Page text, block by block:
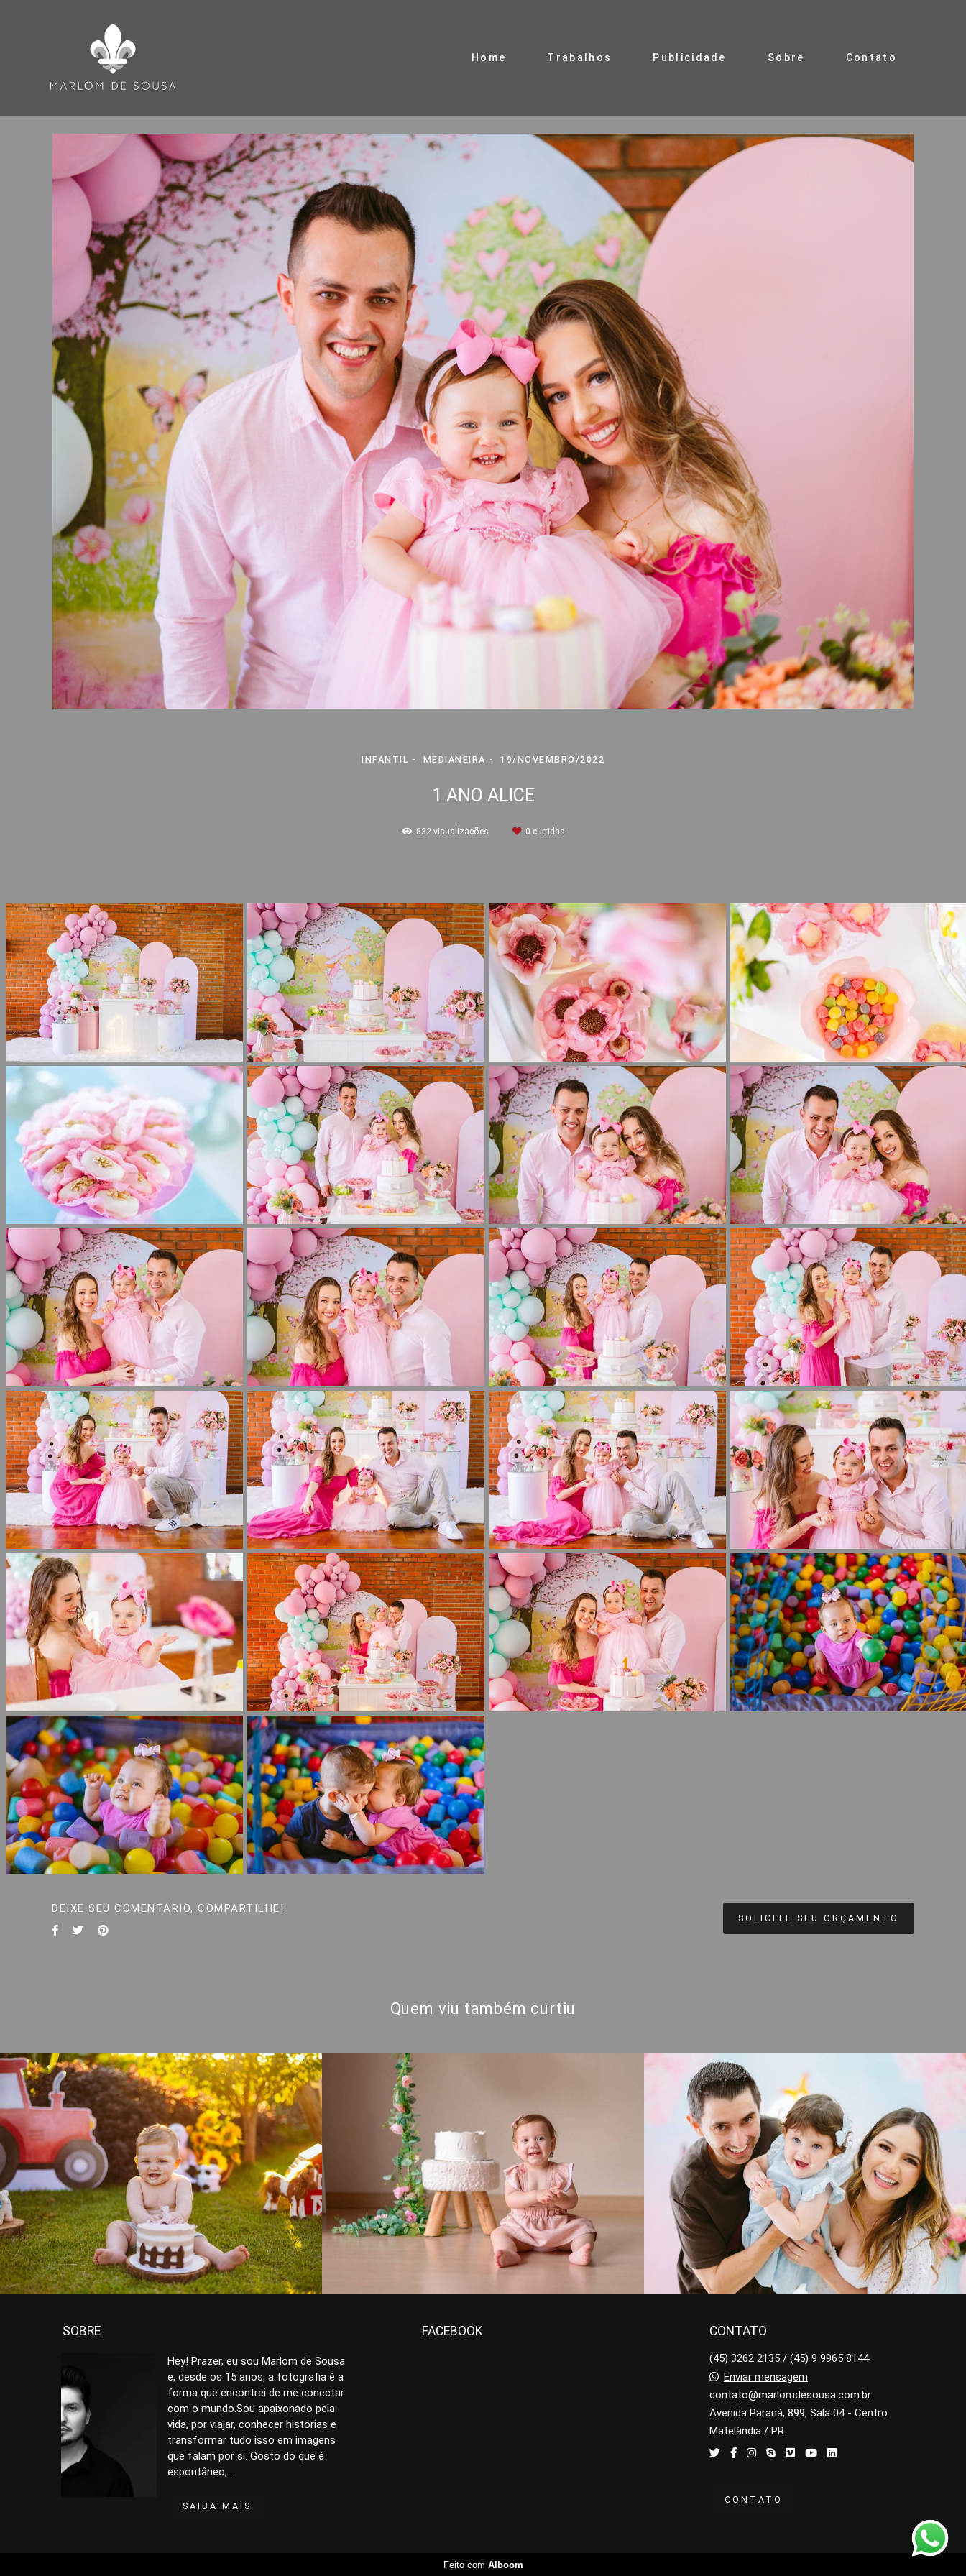
Home Trabalhos Publicidade Sobre Contato
INFANTIL MEDIANEIRA 19/NOVEMBRO/2022
1 ANO ALICE
832 visualizações 0 curtidas
DEIXE SEU COMENTÁRIO, COMPARTILHE!
SOLICITE SEU ORÇAMENTO
Quem viu também curtiu
899 0
845
0
732
SOBRE
Hey! Prazer, eu sou Marlom de Sousa
e, desde os 15 anos, a fotografia é a
forma que encontrei de me conectar
com o mundo.Sou apaixonado pela
vida, por viajar, conhecer histórias e
transformar tudo isso em imagens
que falam por si. Gosto do que é
espontâneo,...
SAIBA MAIS
FACEBOOK CONTATO
(45) 3262 2135 / (45) 9 9965 8144
Enviar mensagem
contato@marlomdesousa.com.br
Avenida Paraná, 899, Sala 04 - Centro
Matelândia / PR
CONTATO
Feito com Alboom